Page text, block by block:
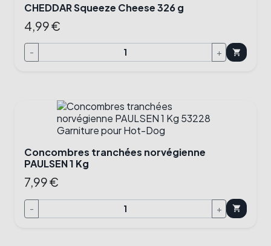
CHEDDAR Squeeze Cheese 326 g
4,99 €
- + shopping_cart
Concombres tranchées norvégienne
PAULSEN 1 Kg
7,99 €
- + shopping_cart